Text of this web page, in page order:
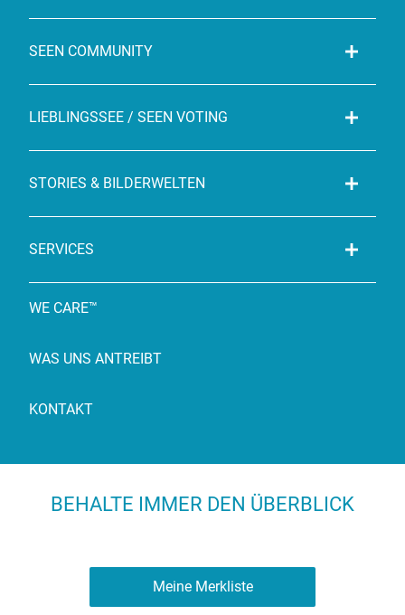
SEEN COMMUNITY
LIEBLINGSSEE / SEEN VOTING
STORIES & BILDERWELTEN
SERVICES
WE CARE™
WAS UNS ANTREIBT
KONTAKT
BEHALTE IMMER DEN ÜBERBLICK
Meine Merkliste